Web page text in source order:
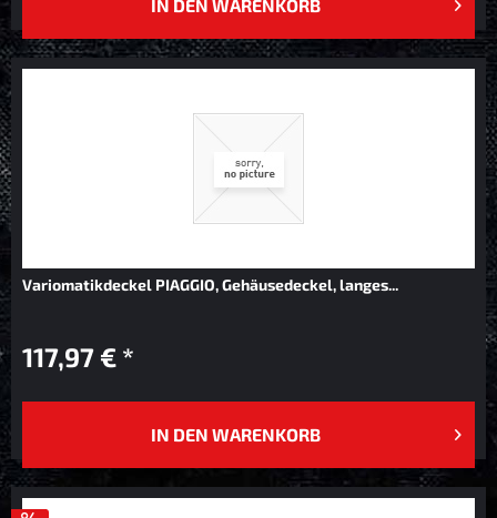
IN DEN WARENKORB
Variomatikdeckel PIAGGIO, Gehäusedeckel, langes...
117,97 € *
IN DEN WARENKORB